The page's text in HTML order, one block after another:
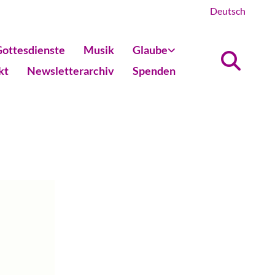
Deutsch
Musik
Glaube
Newsletterarchiv Spenden